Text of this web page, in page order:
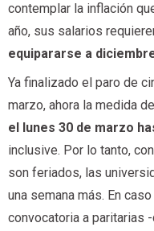
contemplar la inflación
año, sus salarios
equipararse a
Ya finalizado el paro de
marzo, ahora la medida
el lunes 30 de marzo
inclusive. Por lo tanto,
son feriados, las
una semana más. En
convocatoria a paritarias